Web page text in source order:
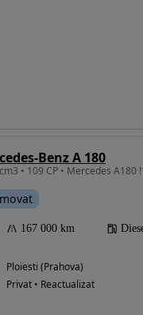
pentru
Benz A 180
• 109 CP • Mercedes
167 000 km
Ploiesti (Prahova)
Privat • Reactualizat